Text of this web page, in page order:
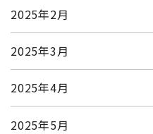
2025年2月
2025年3月
2025年4月
2025年5月